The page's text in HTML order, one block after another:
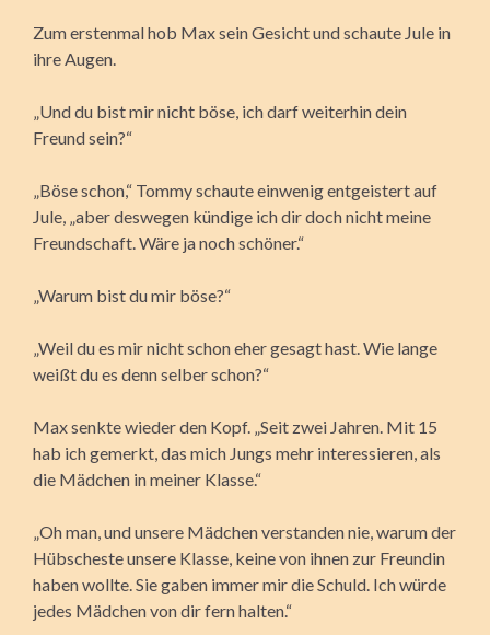
Zum erstenmal hob Max sein Gesicht und schaute Jule in
ihre Augen.
„Und du bist mir nicht böse, ich darf weiterhin dein
Freund sein?“
„Böse schon,“ Tommy schaute einwenig entgeistert auf
Jule, „aber deswegen kündige ich dir doch nicht meine
Freundschaft. Wäre ja noch schöner.“
„Warum bist du mir böse?“
„Weil du es mir nicht schon eher gesagt hast. Wie lange
weißt du es denn selber schon?“
Max senkte wieder den Kopf. „Seit zwei Jahren. Mit 15
hab ich gemerkt, das mich Jungs mehr interessieren, als
die Mädchen in meiner Klasse.“
„Oh man, und unsere Mädchen verstanden nie, warum der
Hübscheste unsere Klasse, keine von ihnen zur Freundin
haben wollte. Sie gaben immer mir die Schuld. Ich würde
jedes Mädchen von dir fern halten.“